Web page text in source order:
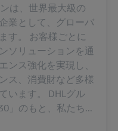
は、世界最大級の
業として、グローバ
す。 お客様ごとに
ソリューションを通
ンス強化を実現し、
ス、消費財など多様
います。 DHLグル
」のもと、私たち...